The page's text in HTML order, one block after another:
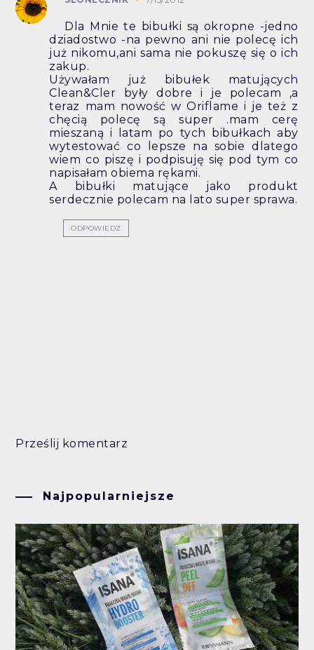
Dla Mnie te bibułki są okropne -jedno
dziadostwo -na pewno ani nie polecę ich
już nikomu,ani sama nie pokuszę się o ich
zakup.
Używałam już bibułek matujących
Clean&Cler były dobre i je polecam ,a
teraz mam nowość w Oriflame i je też z
chęcią polecę są super .mam cerę
mieszaną i latam po tych bibułkach aby
wytestować co lepsze na sobie dlatego
wiem co piszę i podpisuję się pod tym co
napisałam obiema rękami.
A bibułki matujące jako produkt
serdecznie polecam na lato super sprawa.
ODPOWIEDZ
Prześlij komentarz
Najpopularniejsze